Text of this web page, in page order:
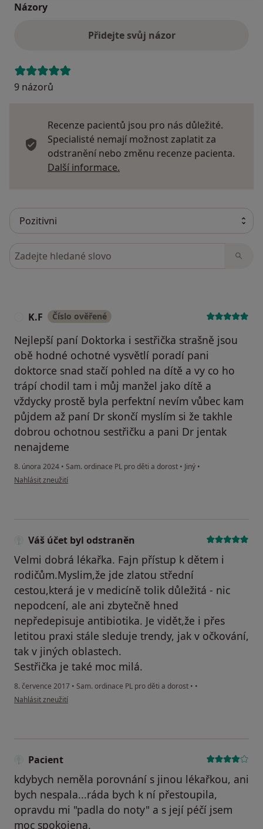
Názory
Přidejte svůj názor
9 názorů
Recenze pacientů jsou pro nás důležité.
Specialisté nemají možnost zaplatit za
odstranění nebo změnu recenze pacienta.
Další informace.
Hledejte v názorech
K.F Číslo ověřené
Nejlepší paní Doktorka i sestřička strašně jsou
obě hodné ochotné vysvětlí poradí pani
doktorce snad stačí pohled na dítě a vy co ho
trápí chodil tam i můj manžel jako dítě a
vždycky prostě byla perfektní nevím vůbec kam
půjdem až paní Dr skončí myslím si že takhle
dobrou ochotnou sestřičku a pani Dr jentak
nenajdeme
8. února 2024 • Sam. ordinace PL pro děti a dorost • Jiný •
podle názoru uživatele K.F
Nahlásit zneužití
Váš účet byl odstraněn
Velmi dobrá lékařka. Fajn přístup k dětem i
rodičům.Myslim,že jde zlatou střední
cestou,která je v medicíně tolik důležitá - nic
nepodcení, ale ani zbytečně hned
nepředepisuje antibiotika. Je vidět,že i přes
letitou praxi stále sleduje trendy, jak v očkování,
tak v jiných oblastech.
Sestřička je také moc milá.
8. července 2017 • Sam. ordinace PL pro děti a dorost • •
podle názoru uživatele Váš účet byl odstraněn
Nahlásit zneužití
Pacient
kdybych neměla porovnání s jinou lékařkou, ani
bych nespala...ráda bych k ní přestoupila,
opravdu mi "padla do noty" a s její péčí jsem
moc spokojena.